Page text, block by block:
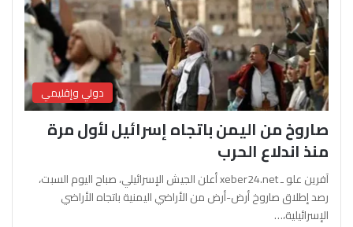
دولي وإقليمي
صاروخ من اليمن باتجاه إسرائيل لأول مرة
منذ اندلاع الحرب
آفرين علو ـ xeber24.net أعلن الجيش الإسرائيلي، صباح اليوم السبت،
رصد إطلاق صاروخ أرض-أرض من الأراضي اليمنية باتجاه الأراضي
الإسرائيلية،…